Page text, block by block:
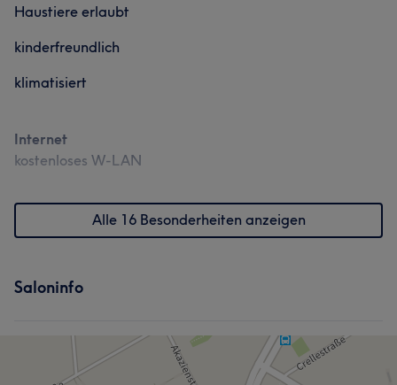
Haustiere erlaubt
kinderfreundlich
klimatisiert
Internet
kostenloses W-LAN
Alle 16 Besonderheiten anzeigen
Saloninfo